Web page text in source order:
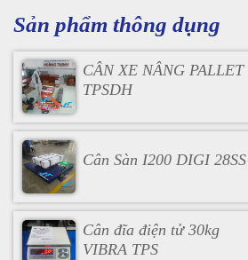
Sản phẩm thông dụng
CÂN XE NÂNG PALLET
TPSDH
Cân Sàn I200 DIGI 28SS
Cân đĩa điện tử 30kg
VIBRA TPS